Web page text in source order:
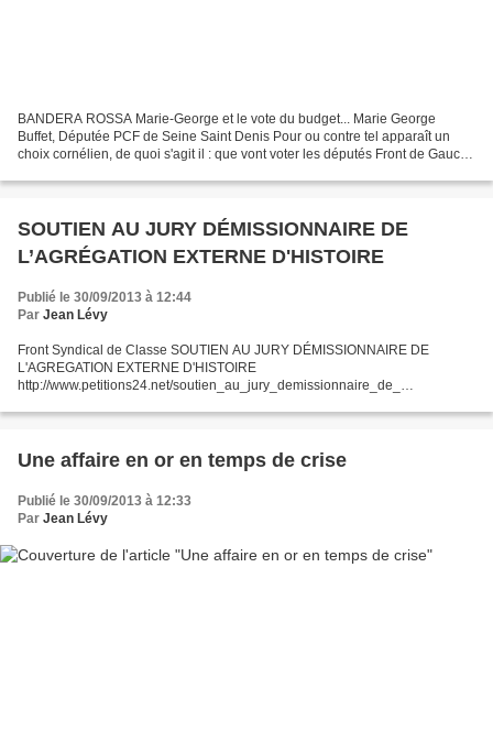
BANDERA ROSSA Marie-George et le vote du budget... Marie George
Buffet, Députée PCF de Seine Saint Denis Pour ou contre tel apparaît un
choix cornélien, de quoi s'agit il : que vont voter les députés Front de Gauche
SOUTIEN AU JURY DÉMISSIONNAIRE DE
L’AGRÉGATION EXTERNE D'HISTOIRE
Publié le 30/09/2013 à 12:44
Par Jean Lévy
Front Syndical de Classe SOUTIEN AU JURY DÉMISSIONNAIRE DE
L'AGREGATION EXTERNE D'HISTOIRE
http://www.petitions24.net/soutien_au_jury_demissionnaire_de_
d’imposer à la présidence...
Une affaire en or en temps de crise
Publié le 30/09/2013 à 12:33
Par Jean Lévy